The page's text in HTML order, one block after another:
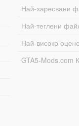
Най-харесвани
Най-теглени
Най-високо
GTA5-Mods.com